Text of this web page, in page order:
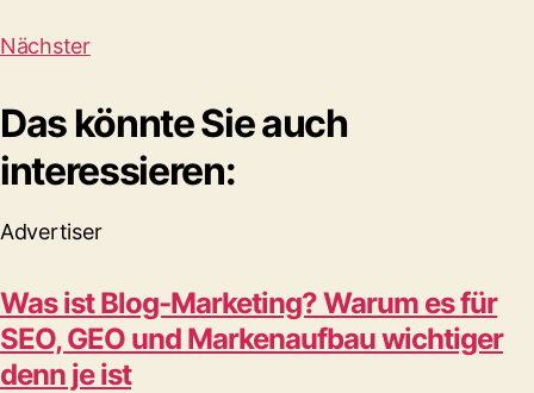
Nächster
Das könnte Sie auch
interessieren:
Advertiser
Was ist Blog-Marketing? Warum es für
SEO, GEO und Markenaufbau wichtiger
denn je ist